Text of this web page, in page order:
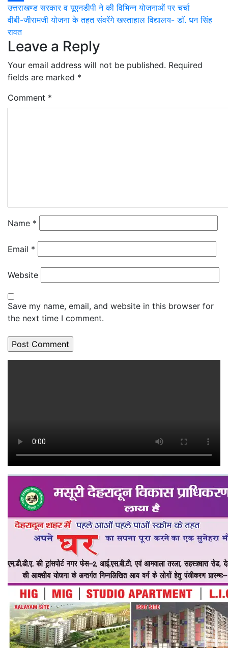
Share
Post
navigation
उत्तराखण्ड सरकार व यूएनडीपी ने की विभिन्न योजनाओं पर चर्चा
वीबी-जीरामजी योजना के तहत संवरेंगे खस्ताहाल विद्यालय- डाॅ. धन सिंह
रावत
Leave a Reply
Your email address will not be published. Required
fields are marked *
Comment *
Name *
Email *
Website
Save my name, email, and website in this browser for
the next time I comment.